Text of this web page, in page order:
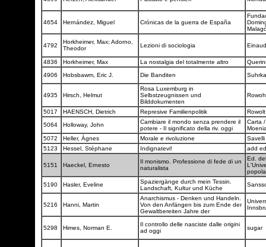
4654 Hernández, Miguel Crónicas de la guerra de España
4792
Horkheimer, Max; Adorno,
Theodor
Lezioni di sociologia
4836 Horkheimer, Max La nostalgia del totalmente altro
4906
Hobsbawm, Eric J. Die Banditen
4935 Hirsch, Helmut
Rosa Luxemburg in
Selbstzeugnissen und
Bilddokumenten
5017 HAENSCH, Dietrich Represive Familienpolitik
5064
Holloway, John
Cambiare il mondo senza prendere il
potere - Il significato della riv. oggi
Carta
5072
Heller, Àgnes Morale e rivoluzione
Savelli
5123
Hessel, Stéphane Indignatevi! add
5151 Haeckel, Ernesto
Il monismo. Professione di fede di un
naturalista
Ed.
5190
Hasler, Eveline
Spaziergänge durch mein Tessin.
Landschaft, Kultur und Küche
5216 Hanni, Martin
Anarchismus - Denken und Handeln.
Von den Anfängen bis zum Ende der
Gewaltbereiten Jahre der
5298 Himes, Norman E.
Il controllo delle nasciste dalle origini
ad oggi
sugar